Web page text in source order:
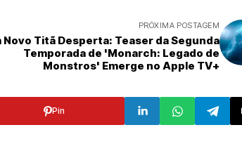
PRÓXIMA POSTAGEM
Novo Titã Desperta: Teaser da Segunda
Temporada de 'Monarch: Legado de
Monstros' Emerge no Apple TV+
Pin